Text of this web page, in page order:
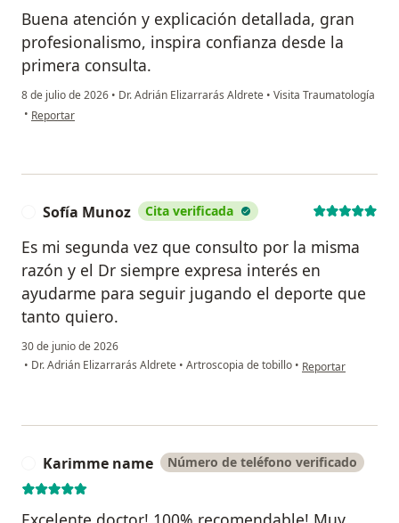
Buena atención y explicación detallada, gran
profesionalismo, inspira confianza desde la
primera consulta.
8 de julio de 2026 • Dr. Adrián Elizarrarás Aldrete • Visita Traumatología
• en opinión del usuario A. M.
Reportar
Sofía Munoz Cita verificada
Es mi segunda vez que consulto por la misma
razón y el Dr siempre expresa interés en
ayudarme para seguir jugando el deporte que
tanto quiero.
30 de junio de 2026
• Dr. Adrián Elizarrarás Aldrete • Artroscopia de tobillo • en opinión del
Reportar
Karimme name Número de teléfono verificado